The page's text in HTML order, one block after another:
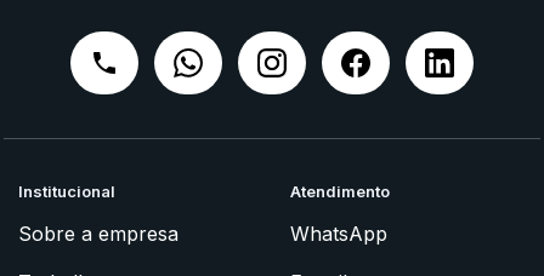
Institucional
Sobre a empresa
Atendimento
WhatsApp